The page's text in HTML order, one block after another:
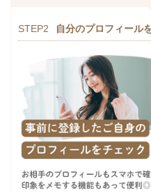
STEP2 自分のプロフィール